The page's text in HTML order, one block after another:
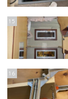
15
16